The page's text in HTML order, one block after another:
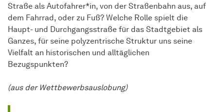
Straße als Autofahrer*in, von der Straßenbahn aus, auf
dem Fahrrad, oder zu Fuß? Welche Rolle spielt die
Haupt- und Durchgangsstraße für das Stadtgebiet als
Ganzes, für seine polyzentrische Struktur uns seine
Vielfalt an historischen und alltäglichen
Bezugspunkten?
(aus der Wettbewerbsauslobung)